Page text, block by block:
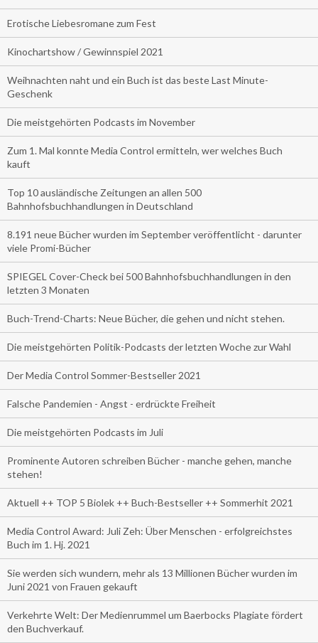
Erotische Liebesromane zum Fest
Kinochartshow / Gewinnspiel 2021
Weihnachten naht und ein Buch ist das beste Last Minute-
Geschenk
Die meistgehörten Podcasts im November
Zum 1. Mal konnte Media Control ermitteln, wer welches Buch
kauft
Top 10 ausländische Zeitungen an allen 500
Bahnhofsbuchhandlungen in Deutschland
8.191 neue Bücher wurden im September veröffentlicht - darunter
viele Promi-Bücher
SPIEGEL Cover-Check bei 500 Bahnhofsbuchhandlungen in den
letzten 3 Monaten
Buch-Trend-Charts: Neue Bücher, die gehen und nicht stehen.
Die meistgehörten Politik-Podcasts der letzten Woche zur Wahl
Der Media Control Sommer-Bestseller 2021
Falsche Pandemien - Angst - erdrückte Freiheit
Die meistgehörten Podcasts im Juli
Prominente Autoren schreiben Bücher - manche gehen, manche
stehen!
Aktuell ++ TOP 5 Biolek ++ Buch-Bestseller ++ Sommerhit 2021
Media Control Award: Juli Zeh: Über Menschen - erfolgreichstes
Buch im 1. Hj. 2021
Sie werden sich wundern, mehr als 13 Millionen Bücher wurden im
Juni 2021 von Frauen gekauft
Verkehrte Welt: Der Medienrummel um Baerbocks Plagiate fördert
den Buchverkauf.